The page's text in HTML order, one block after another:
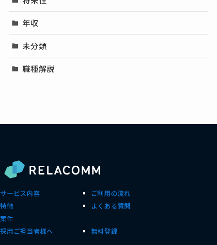
年収
未分類
職種解説
サービス内容
ご利用の流れ
特徴
よくある質問
案件
採用ご担当者様へ
無料登録